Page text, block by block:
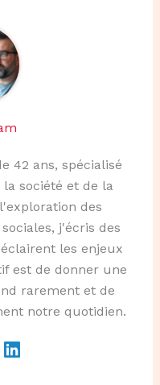
42 ans, spécialisé
société et de la
des
j'écris des
les enjeux
est de donner une
rarement et de
notre quotidien.